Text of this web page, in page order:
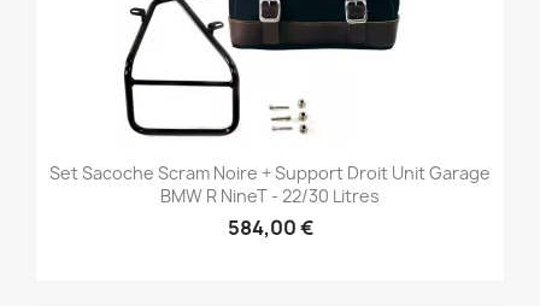
Set Sacoche Scram Noire + Support Droit Unit Garage
BMW R NineT - 22/30 Litres
584,00 €